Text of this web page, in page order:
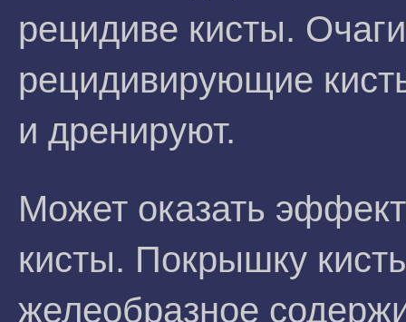
рецидиве кисты.
рецидивирующие
и дренируют.
Может оказать
кисты. Покрышку
желеобразное